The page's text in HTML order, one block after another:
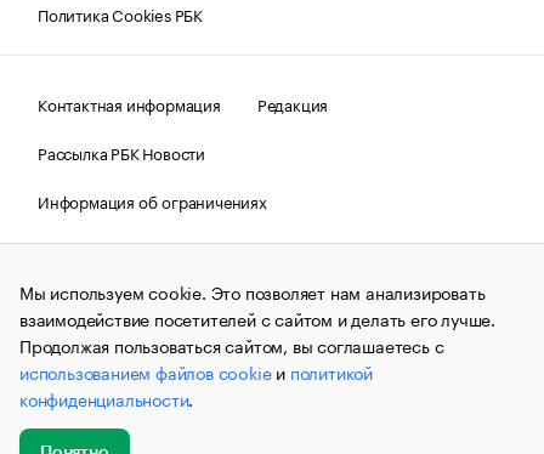
Политика Cookies РБК
Контактная информация
Редакция
Рассылка РБК Новости
Информация об ограничениях
Правовая информация
О соблюдении авторских прав
© АО «РОСБИЗНЕСКОНСАЛТИНГ»,1995–2026.Сообщения
и материалы информационного агентства «РБК»
(зарегистрировано Федеральной службой по надзору в сфере
связи, информационных технологий и массовых
коммуникаций (Роскомнадзор) 09.12.2015 за номером ИА
№ФС77-63848) сопровождаются пометкой «РБК». Отдельные
публикации могут содержать информацию,
не предназначенную для пользователей
Мы используем cookie. Это позволяет нам анализировать
взаимодействие посетителей с сайтом и делать его лучше.
Продолжая пользоваться сайтом, вы соглашаетесь с
использованием файлов cookieи политикой
конфиденциальности.